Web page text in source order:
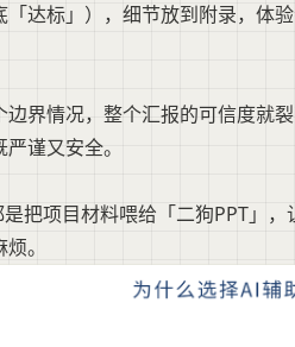
达标」），细节放到附录，体
界情况，整个汇报的可信度就
谨又安全。
把项目材料喂给「二狗PPT」，
。